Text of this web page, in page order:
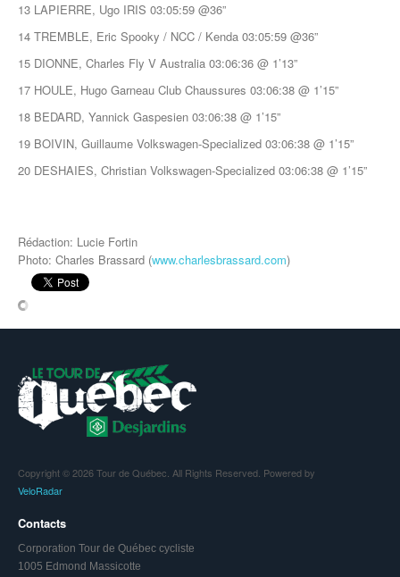
13 LAPIERRE, Ugo IRIS 03:05:59 @36”
14 TREMBLE, Eric Spooky / NCC / Kenda 03:05:59 @36”
15 DIONNE, Charles Fly V Australia 03:06:36 @ 1’13”
17 HOULE, Hugo Garneau Club Chaussures 03:06:38 @ 1’15”
18 BEDARD, Yannick Gaspesien 03:06:38 @ 1’15”
19 BOIVIN, Guillaume Volkswagen-Specialized 03:06:38 @ 1’15”
20 DESHAIES, Christian Volkswagen-Specialized 03:06:38 @ 1’15”
Rédaction: Lucie Fortin
Photo: Charles Brassard (www.charlesbrassard.com)
Copyright © 2026 Tour de Québec. All Rights Reserved. Powered by
VeloRadar
Contacts
Corporation Tour de Québec cycliste
1005 Edmond Massicotte